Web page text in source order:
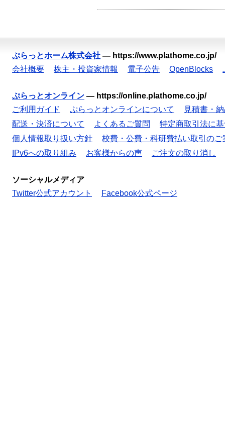
ぷらっとホーム株式会社 — https://www.plathome.co.jp/
会社概要
株主・投資家情報 電子公告 OpenBlocks
ぷらっとオンライン — https://online.plathome.co.jp/
ご利用ガイド
ぷらっとオンラインについて
見積書・
配送・決済について
よくあるご質問
特定商取引法に
個人情報取り扱い方針
校費・公費・科研費払い取引のご
IPv6への取り組み
お客様からの声 ご注文の取り消し
ソーシャルメディア
Twitter公式アカウント
Facebook公式ページ